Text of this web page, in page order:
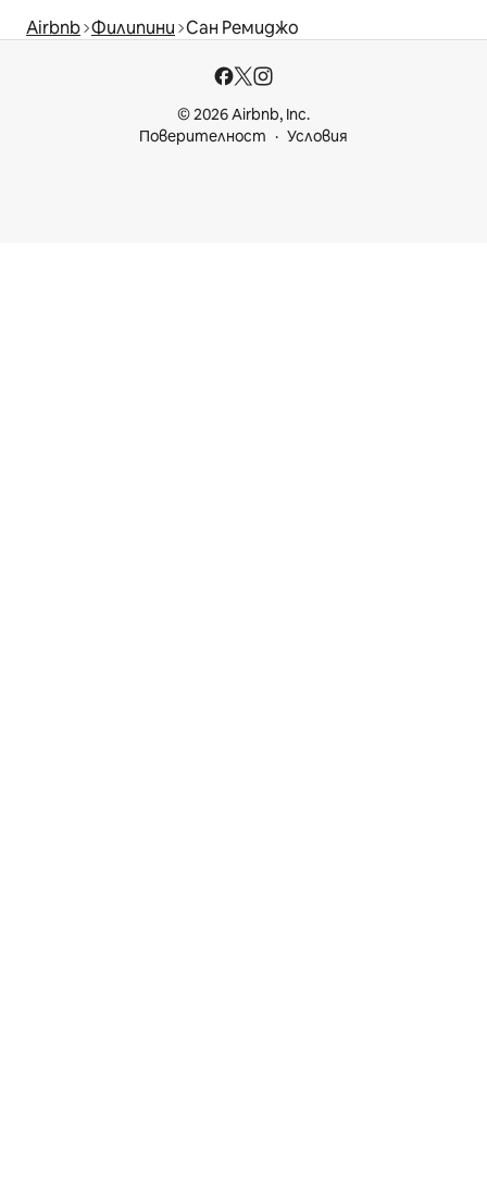
Airbnb Филипини Сан Ремиджо
© 2026 Airbnb, Inc.
Поверителност
Условия